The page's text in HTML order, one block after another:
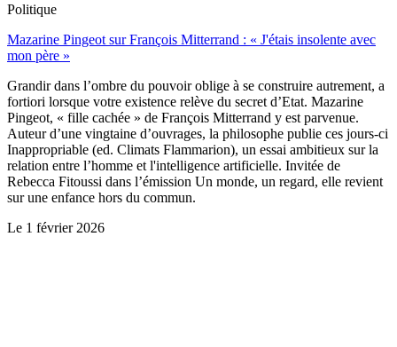
Politique
Mazarine Pingeot sur François Mitterrand : « J'étais insolente avec
mon père »
Grandir dans l’ombre du pouvoir oblige à se construire autrement, a
fortiori lorsque votre existence relève du secret d’Etat. Mazarine
Pingeot, « fille cachée » de François Mitterrand y est parvenue.
Auteur d’une vingtaine d’ouvrages, la philosophe publie ces jours-ci
Inappropriable (ed. Climats Flammarion), un essai ambitieux sur la
relation entre l’homme et l'intelligence artificielle. Invitée de
Rebecca Fitoussi dans l’émission Un monde, un regard, elle revient
sur une enfance hors du commun.
Le 1 février 2026